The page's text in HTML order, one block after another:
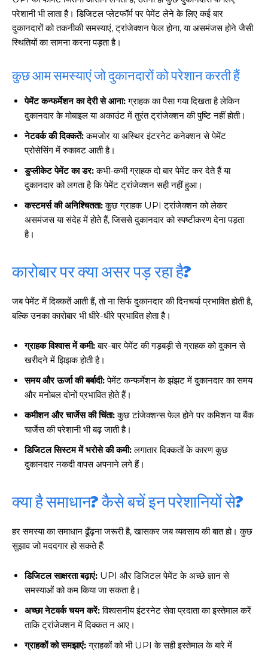
परेशानी भी लाता है। डिजिटल प्लेटफॉर्म पर पेमेंट लेने के लिए कई बार
दुकानदारों को तकनीकी समस्याएं, ट्रांजेक्शन फेल होना, या असमंजस होने जैसी
स्थितियों का सामना करना पड़ता है।
कुछ आम समस्याएं जो दुकानदारों को परेशान करती हैं
पेमेंट कन्फर्मेशन का देरी से आना:ग्राहक का पैसा गया दिखता है लेकिन
दुकानदार के मोबाइल या अकाउंट में तुरंत ट्रांजेक्शन की पुष्टि नहीं होती।
नेटवर्क की दिक्कतें:कमजोर या अस्थिर इंटरनेट कनेक्शन से पेमेंट
प्रोसेसिंग में रुकावट आती है।
डुप्लीकेट पेमेंट का डर:कभी-कभी ग्राहक दो बार पेमेंट कर देते हैं या
दुकानदार को लगता है कि पेमेंट ट्रांजेक्शन सही नहीं हुआ।
कस्टमर्स की अनिश्चितता:कुछ ग्राहक UPI ट्रांजेक्शन को लेकर
असमंजस या संदेह में होते हैं, जिससे दुकानदार को स्पष्टीकरण देना पड़ता
है।
कारोबार पर क्या असर पड़ रहा है?
जब पेमेंट में दिक्कतें आती हैं, तो ना सिर्फ दुकानदार की दिनचर्या प्रभावित होती है,
बल्कि उनका कारोबार भी धीरे-धीरे प्रभावित होता है।
ग्राहक विश्वास में कमी:बार-बार पेमेंट की गड़बड़ी से ग्राहक को दुकान से
खरीदने में झिझक होती है।
समय और ऊर्जा की बर्बादी:पेमेंट कन्फर्मेशन के झंझट में दुकानदार का समय
और मनोबल दोनों प्रभावित होते हैं।
कमीशन और चार्जेस की चिंता:कुछ टांजेक्शन्स फेल होने पर कमिशन या बैंक
चार्जेस की परेशानी भी बढ़ जाती है।
डिजिटल सिस्टम में भरोसे की कमी:लगातार दिक्कतों के कारण कुछ
दुकानदार नकदी वापस अपनाने लगे हैं।
क्या है समाधान? कैसे बचें इन परेशानियों से?
हर समस्या का समाधान ढूँढ़ना जरूरी है, खासकर जब व्यवसाय की बात हो। कुछ
सुझाव जो मददगार हो सकते हैं:
डिजिटल साक्षरता बढ़ाएं: UPI और डिजिटल पेमेंट के अच्छे ज्ञान से
समस्याओं को कम किया जा सकता है।
अच्छा नेटवर्क चयन करें:विश्वसनीय इंटरनेट सेवा प्रदाता का इस्तेमाल करें
ताकि ट्रांजेक्शन में दिक्कत न आए।
ग्राहकों को समझाएं:ग्राहकों को भी UPI के सही इस्तेमाल के बारे में